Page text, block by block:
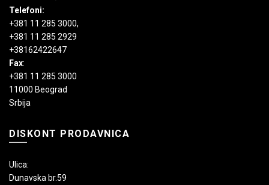
Telefoni:
+381 11 285 3000,
+381 11 285 2929
+38162422647
Fax:
+381 11 285 3000
11000 Beograd
Srbija
DISKONT PRODAVNICA
Ulica:
Dunavska br.59